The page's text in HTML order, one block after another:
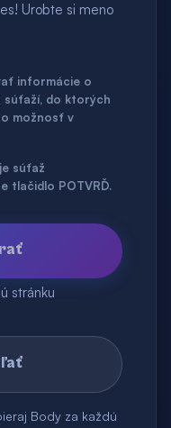
Urobte si meno
informácie o
súťaží, do ktorých
možnosť v
súťaž
tlačidlo POTVRĎ.
stránku
Body za každú